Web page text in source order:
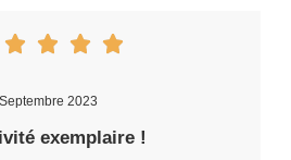
Septembre 2023
exemplaire !